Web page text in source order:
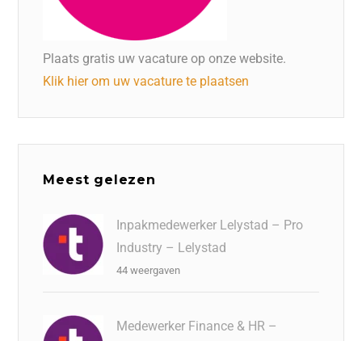
Plaats gratis uw vacature op onze website.
Klik hier om uw vacature te plaatsen
Meest gelezen
Inpakmedewerker Lelystad – Pro
Industry – Lelystad
44 weergaven
Medewerker Finance & HR –